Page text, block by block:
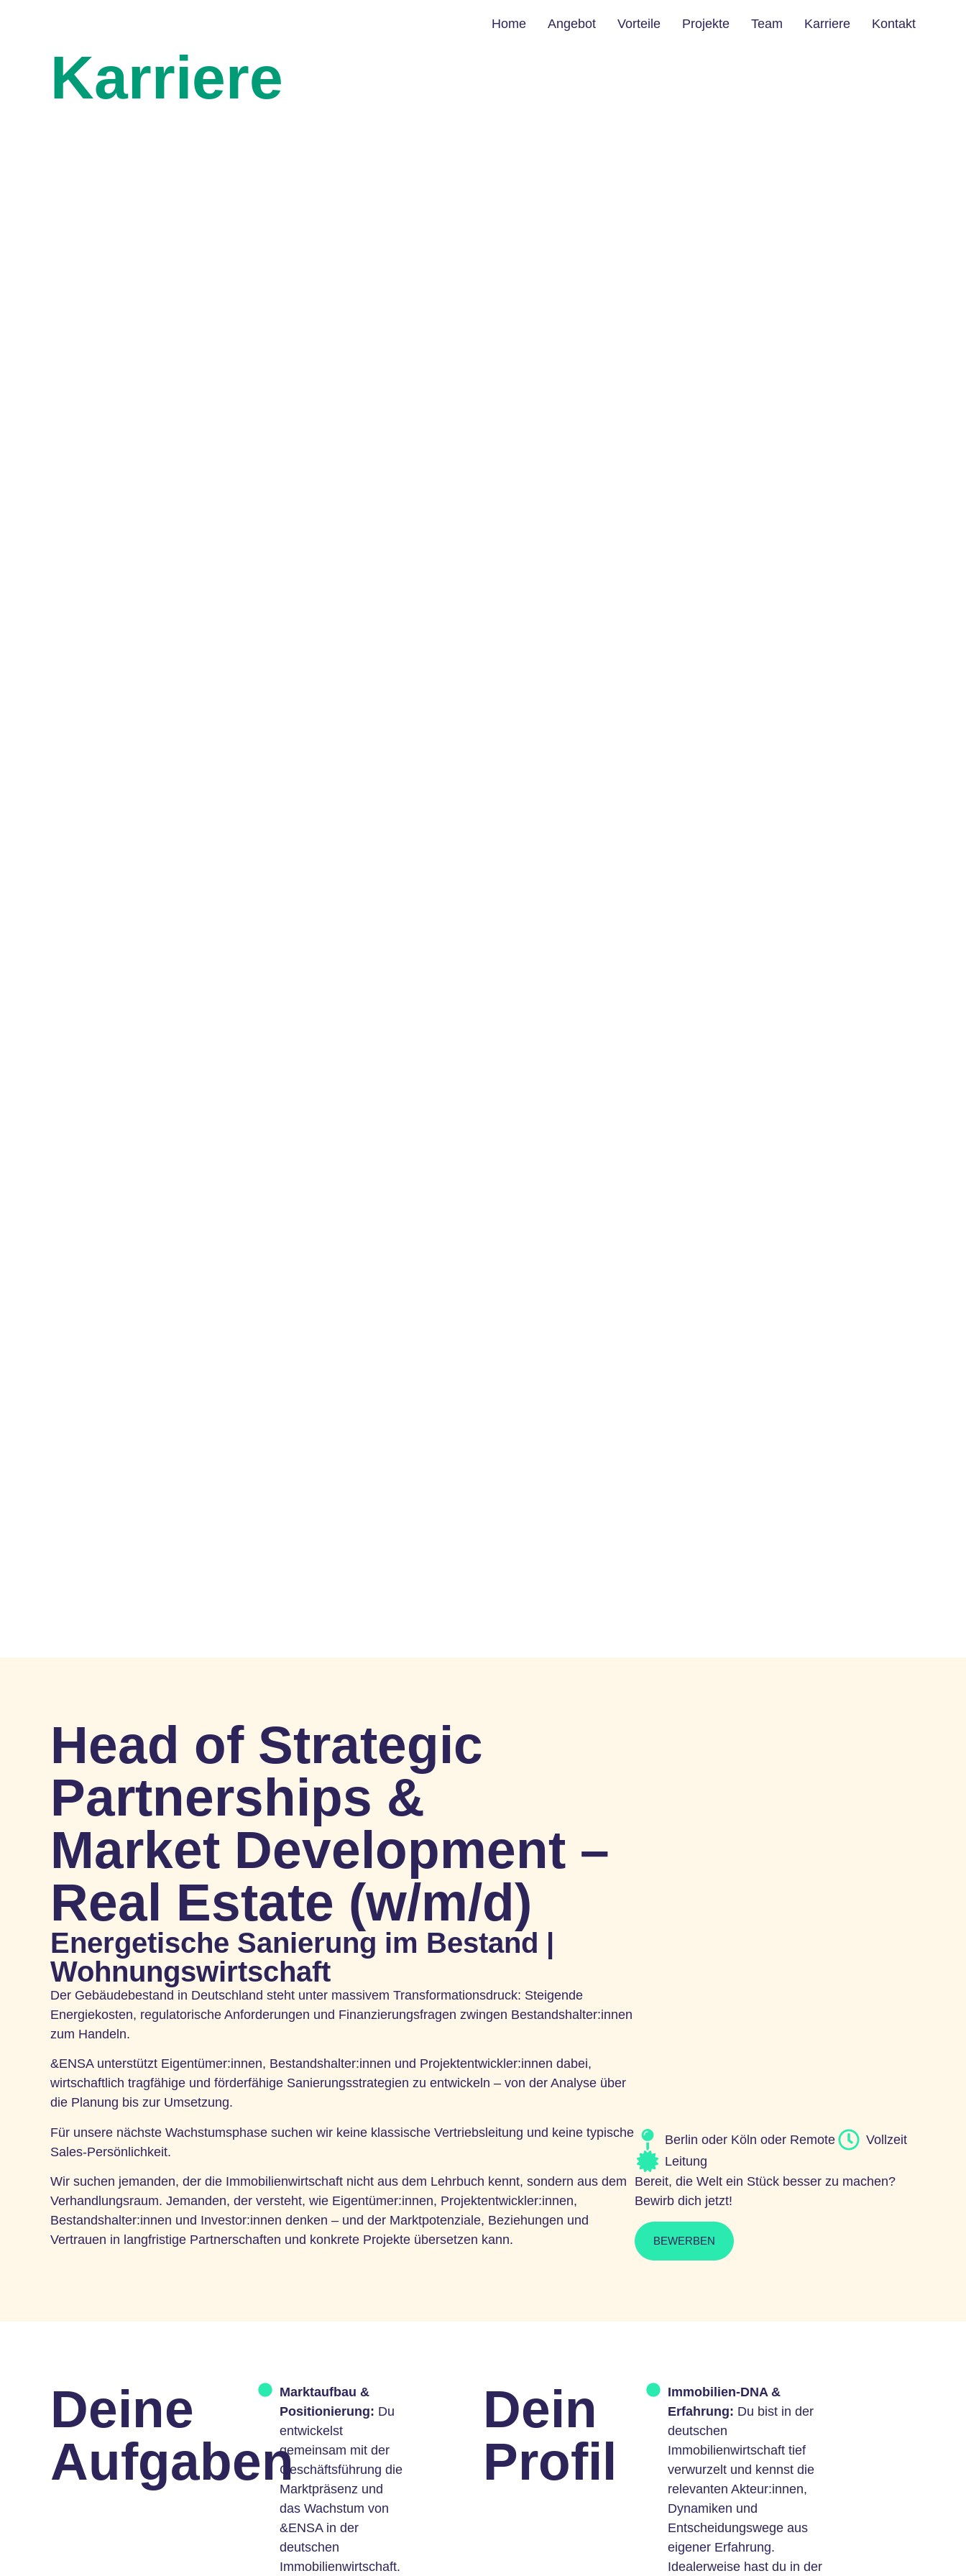
Home Angebot Vorteile Projekte Team Karriere Kontakt
Karriere
Head of Strategic
Partnerships &
Market Development –
Real Estate (w/m/d)
Energetische Sanierung im Bestand |
Wohnungswirtschaft
Der Gebäudebestand in Deutschland steht unter massivem Transformationsdruck: Steigende
Energiekosten, regulatorische Anforderungen und Finanzierungsfragen zwingen Bestandshalter:innen
zum Handeln.
&ENSA unterstützt Eigentümer:innen, Bestandshalter:innen und Projektentwickler:innen dabei,
wirtschaftlich tragfähige und förderfähige Sanierungsstrategien zu entwickeln – von der Analyse über
die Planung bis zur Umsetzung.
Für unsere nächste Wachstumsphase suchen wir keine klassische Vertriebsleitung und keine typische
Sales-Persönlichkeit.
Wir suchen jemanden, der die Immobilienwirtschaft nicht aus dem Lehrbuch kennt, sondern aus dem
Verhandlungsraum. Jemanden, der versteht, wie Eigentümer:innen, Projektentwickler:innen,
Bestandshalter:innen und Investor:innen denken – und der Marktpotenziale, Beziehungen und
Vertrauen in langfristige Partnerschaften und konkrete Projekte übersetzen kann.
Berlin oder Köln oder Remote
Vollzeit
Leitung
Bereit, die Welt ein Stück besser zu machen?
Bewirb dich jetzt!
BEWERBEN
Deine
Aufgaben
Marktaufbau &
Positionierung: Du
entwickelst
gemeinsam mit der
Geschäftsführung die
Marktpräsenz und
das Wachstum von
&ENSA in der
deutschen
Immobilienwirtschaft.
Dein
Profil
Immobilien-DNA &
Erfahrung: Du bist in der
deutschen
Immobilienwirtschaft tief
verwurzelt und kennst die
relevanten Akteur:innen,
Dynamiken und
Entscheidungswege aus
eigener Erfahrung.
Idealerweise hast du in der